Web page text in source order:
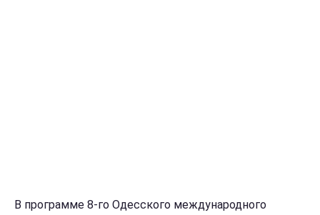
В программе 8-го Одесского международного